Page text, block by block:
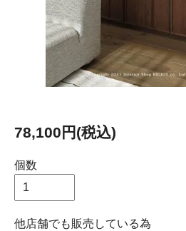
78,100円(税込)
個数
他店舗でも販売している為